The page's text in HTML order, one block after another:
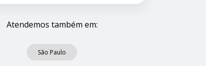
Atendemos também em:
São Paulo